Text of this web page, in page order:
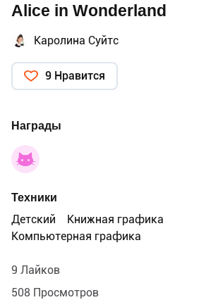
Alice in Wonderland
Каролина Суйтс
9 Нравится
Награды
Техники
Детский
Книжная графика
Компьютерная графика
9 Лайков
508 Просмотров